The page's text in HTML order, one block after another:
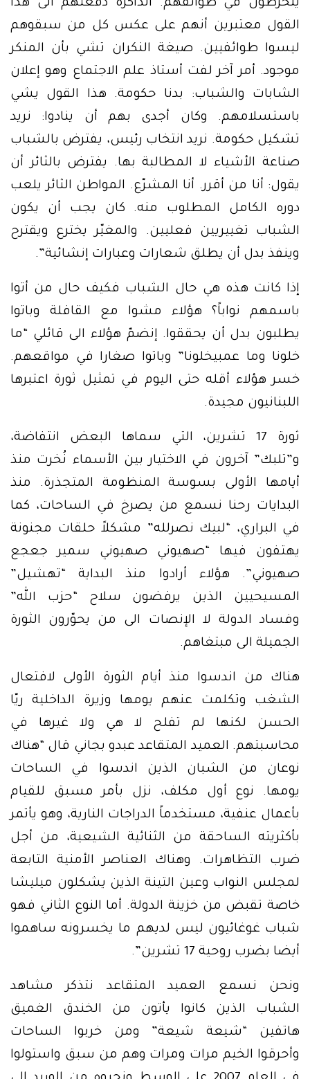
ينخرطون في طوائفهم. الذاكرة دفعتهم الى هذا
القول معتبرين أنهم على عكس كل من سبقوهم
ليسوا طوائفيين. صيغة النكران تشي بأن المنكر
موجود. أمر آخر لفت أستاذ علم الاجتماع وهو إعلان
الشابات والشباب: بدنا حكومة. هذا القول يشي
باستسلامهم. وكان أجدى بهم أن ينادوا: نريد
تشكيل حكومة. نريد انتخاب رئيس، يفترض بالشباب
صناعة الأشياء لا المطالبة بها. يفترض بالثائر أن
يقول: أنا من أقرر. أنا المشرّع. المواطن الثائر يلعب
دوره الكامل المطلوب منه. كان يجب أن يكون
الشباب تغييريين فعليين. والمغيّر يخترع ويقترح
وينفذ بدل أن يطلق شعارات وعبارات إنشائية”.
إذا كانت هذه هي حال الشباب فكيف حال من أتوا
باسمهم نواباً؟ هؤلاء مشوا مع القافلة وباتوا
يطلبون بدل أن يحققوا. إنضمّ هؤلاء الى قائلي “ما
خلونا وما عمبيخلونا” وباتوا صغارا في مواقعهم.
خسر هؤلاء أقله حتى اليوم في تمثيل ثورة اعتبرها
اللبنانيون مجيدة.
ثورة 17 تشرين، التي سماها البعض انتفاضة،
و”تلبك” آخرون في الاختيار بين الأسماء نُخرت منذ
أيامها الأولى بسوسة المنظومة المتجذرة. منذ
البدايات رحنا نسمع من يصرخ في الساحات، كما
في البراري، “لبيك نصرلله” مشكلاً حلقات مجنونة
يهتفون فيها “صهيوني صهيوني سمير جعجع
صهيوني”. هؤلاء أرادوا منذ البداية “تهشيل”
المسيحيين الذين يرفضون سلاح “حزب الله”
وفساد الدولة لا الإنصات الى من يحوّرون الثورة
الجميلة الى مبتغاهم.
هناك من اندسوا منذ أيام الثورة الأولى لافتعال
الشغب وتكلمت عنهم يومها وزيرة الداخلية ريّا
الحسن لكنها لم تفلح لا هي ولا غيرها في
محاسبتهم. العميد المتقاعد عبدو بجاني قال “هناك
نوعان من الشبان الذين اندسوا في الساحات
يومها. نوع أول مكلف، نزل بأمر مسبق للقيام
بأعمال عنفية، مستخدماً الدراجات النارية، وهو يأتمر
بأكثريته الساحقة من الثنائية الشيعية، من أجل
ضرب التظاهرات. وهناك العناصر الأمنية التابعة
لمجلس النواب وعين التينة الذين يشكلون ميليشا
خاصة تقبض من خزينة الدولة. أما النوع الثاني فهو
شباب غوغائيون ليس لديهم ما يخسرونه ساهموا
أيضا بضرب روحية 17 تشرين”.
ونحن نسمع العميد المتقاعد نتذكر مشاهد
الشباب الذين كانوا يأتون من الخندق الغميق
هاتفين “شيعة شيعة” ومن خربوا الساحات
وأحرقوا الخيم مرات ومرات وهم من سبق واستولوا